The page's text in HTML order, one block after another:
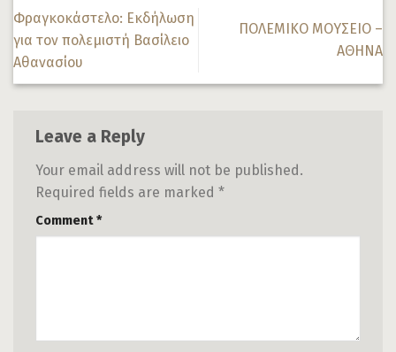
Φραγκοκάστελο: Εκδήλωση
για τον πολεμιστή Βασίλειο
Αθανασίου
ΠΟΛΕΜΙΚΟ ΜΟΥΣΕΙΟ –
ΑΘΗΝΑ
Leave a Reply
Your email address will not be published.
Required fields are marked *
Comment*